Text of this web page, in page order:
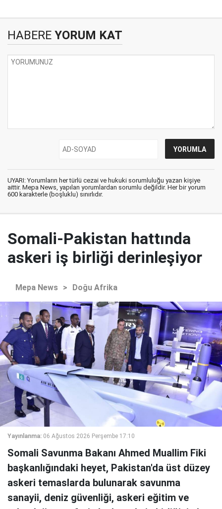
HABERE YORUM KAT
UYARI: Yorumların her türlü cezai ve hukuki sorumluluğu yazan kişiye
aittir. Mepa News, yapılan yorumlardan sorumlu değildir. Her bir yorum
600 karakterle (boşluklu) sınırlıdır.
Somali-Pakistan hattında
askeri iş birliği derinleşiyor
Mepa News > Doğu Afrika
Yayınlanma: 06 Ağustos 2026 Perşembe 17:10
Somali Savunma Bakanı Ahmed Muallim Fiki
başkanlığındaki heyet, Pakistan'da üst düzey
askeri temaslarda bulunarak savunma
sanayii, deniz güvenliği, askeri eğitim ve